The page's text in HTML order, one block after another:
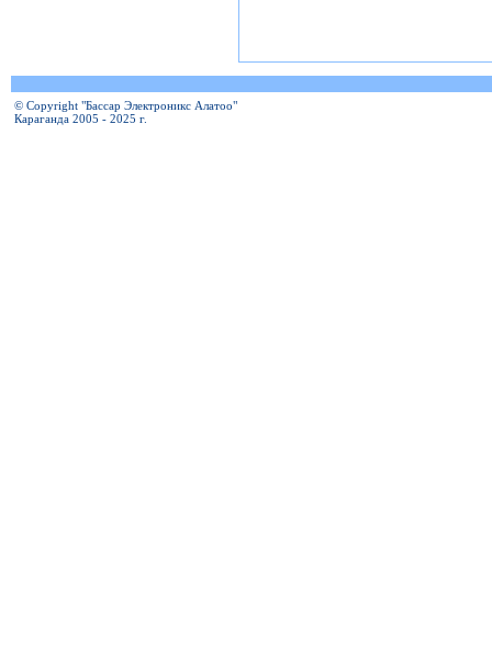
© Copyright "Бассар Электроникс Алатоо"
Караганда 2005 - 2025 г.